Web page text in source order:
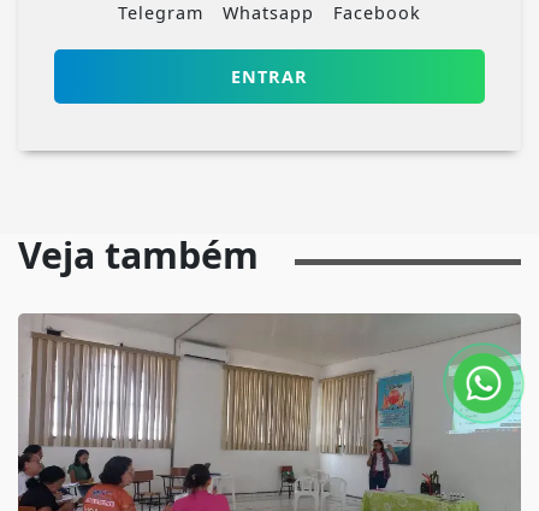
Telegram Whatsapp Facebook
ENTRAR
Veja também